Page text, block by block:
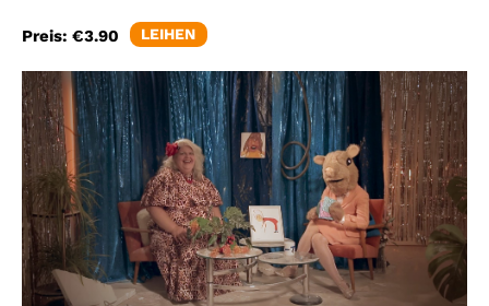
So geht’s
Filmpakete
Gutscheine
& Filmpässe
Account
Suche
Preis: €3.90 LEIHEN